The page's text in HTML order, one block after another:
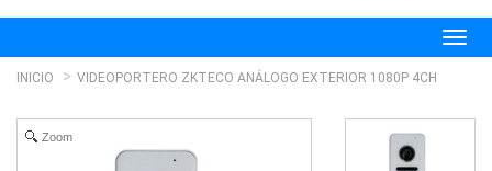
INICIO VIDEOPORTERO ZKTECO ANÁLOGO EXTERIOR 1080P 4CH
Zoom